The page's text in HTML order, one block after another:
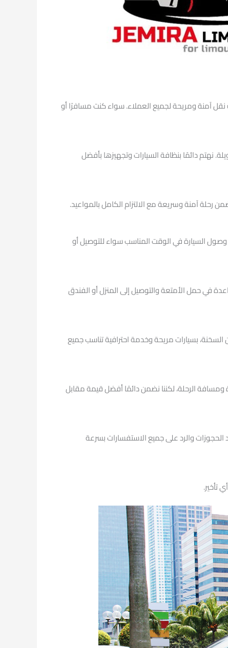
آمنة ومريحة لجميع العملاء. سواء كنت مسافرًا أو
نهتم دائمًا بنظافة السيارات وتجهيزها بأفضل
آمنة وسريعة مع الالتزام الكامل بالمواعيد.
وصول السيارة في الوقت المناسب سواء للتوصيل أو
في حمل الأمتعة والتوصيل إلى المنزل أو الفندق
بسيارات مريحة وخدمة احترافية تناسب جميع
الرحلة، لكننا نضمن دائمًا أفضل قيمة مقابل
يعمل فريق خدمة العملاء على مدار 24 ساعة لتأكيد الحجوزات والرد على جميع الاستفسارات بسرعة
تأخير.